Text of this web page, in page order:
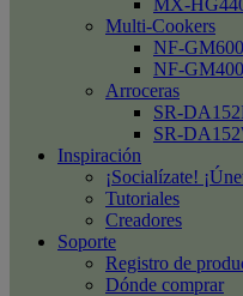
MX-
Multi-Cookers
NF-GM600
NF-GM400
Arroceras
SR-
SR-
Inspiración
¡Socialízate!
Tutoriales
Creadores
Soporte
Registro de
Dónde comprar